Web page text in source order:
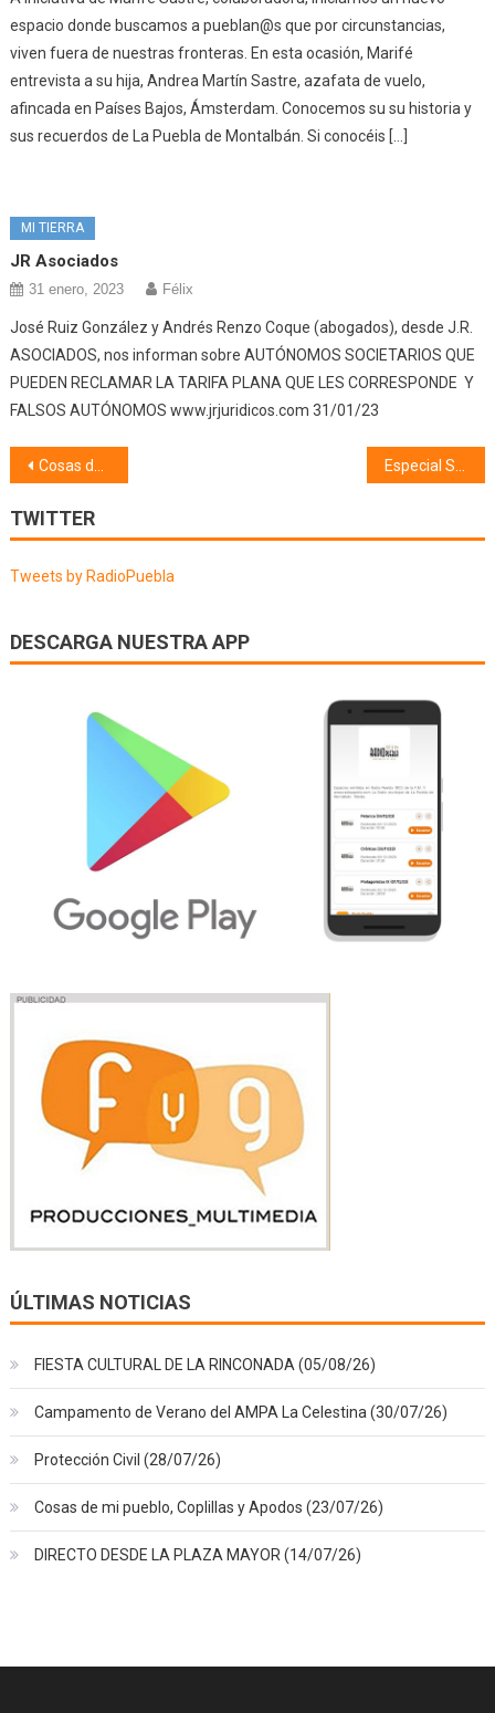
espacio donde buscamos a pueblan@s que por circunstancias,
viven fuera de nuestras fronteras. En esta ocasión, Marifé
entrevista a su hija, Andrea Martín Sastre, azafata de vuelo,
afincada en Países Bajos, Ámsterdam. Conocemos su su historia y
sus recuerdos de La Puebla de Montalbán. Si conocéis […]
MI TIERRA
JR Asociados
31 enero, 2023 Félix
José Ruiz González y Andrés Renzo Coque (abogados), desde J.R.
ASOCIADOS, nos informan sobre AUTÓNOMOS SOCIETARIOS QUE
PUEDEN RECLAMAR LA TARIFA PLANA QUE LES CORRESPONDE Y
FALSOS AUTÓNOMOS www.jrjuridicos.com 31/01/23
Navegación
de
entradas
Cosas de mi pueblo, coplillas y apodos (04/04/23) Especial Semana Santa (05/04/23) Saetas
TWITTER
Tweets by RadioPuebla
DESCARGA NUESTRA APP
ÚLTIMAS NOTICIAS
FIESTA CULTURAL DE LA RINCONADA (05/08/26)
Campamento de Verano del AMPA La Celestina (30/07/26)
Protección Civil (28/07/26)
Cosas de mi pueblo, Coplillas y Apodos (23/07/26)
DIRECTO DESDE LA PLAZA MAYOR (14/07/26)